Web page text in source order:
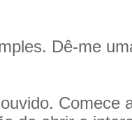
Dê-me
Comece